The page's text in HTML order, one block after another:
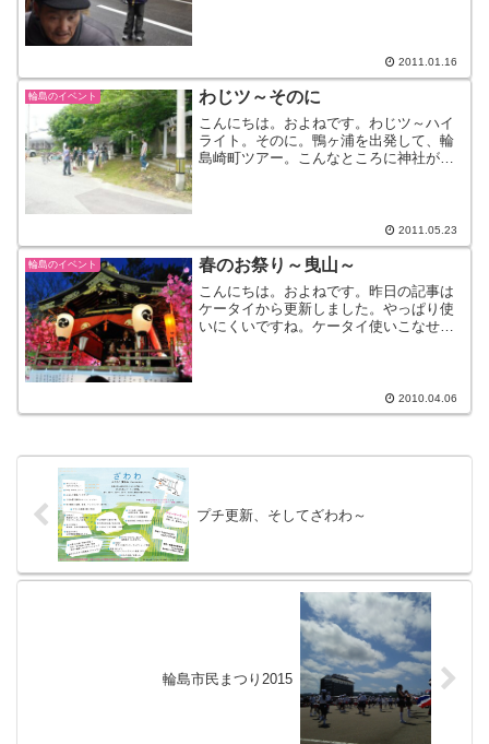
2011.01.16
輪島のイベント わじツ～そのに
こんにちは。およねです。わじツ～ハイ
ライト。そのに。鴨ヶ浦を出発して、輪
島崎町ツアー。こんなところに神社が。
2011.05.23
輪島のイベント 春のお祭り～曳山～
こんにちは。およねです。昨日の記事は
ケータイから更新しました。やっぱり使
いにくいですね。ケータイ使いこなせま
んの？）ステージでは大抽選... 2010.04.06
プチ更新、そしてざわわ～
輪島市民まつり2015